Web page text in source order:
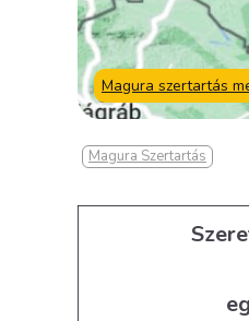
Magura szertartás
Magura Szertartás